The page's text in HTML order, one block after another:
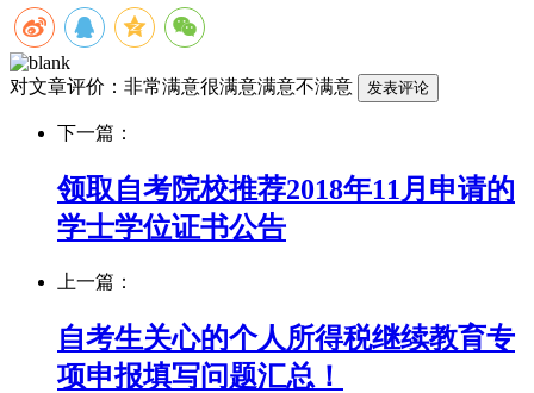
对文章评价： 非常满意很满意满意不满意
下一篇：
领取自考院校推荐2018年11月申请的
学士学位证书公告
上一篇：
自考生关心的个人所得税继续教育专
项申报填写问题汇总！